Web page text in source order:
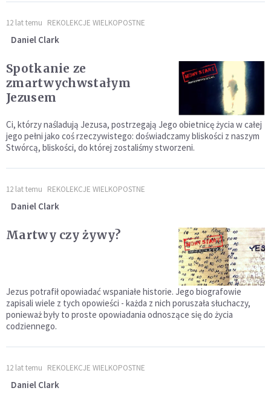
12 lat temu REKOLEKCJE WIELKOPOSTNE
Daniel Clark
Spotkanie ze
zmartwychwstałym
Jezusem
Ci, którzy naśladują Jezusa, postrzegają Jego obietnicę życia w całej
jego pełni jako coś rzeczywistego: doświadczamy bliskości z naszym
Stwórcą, bliskości, do której zostaliśmy stworzeni.
12 lat temu REKOLEKCJE WIELKOPOSTNE
Daniel Clark
Martwy czy żywy?
Jezus potrafił opowiadać wspaniałe historie. Jego biografowie
zapisali wiele z tych opowieści - każda z nich poruszała słuchaczy,
ponieważ były to proste opowiadania odnoszące się do życia
codziennego.
12 lat temu REKOLEKCJE WIELKOPOSTNE
Daniel Clark